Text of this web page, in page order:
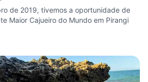
de 2019, tivemos a oportunidade de
Maior Cajueiro do Mundo em Pirangi